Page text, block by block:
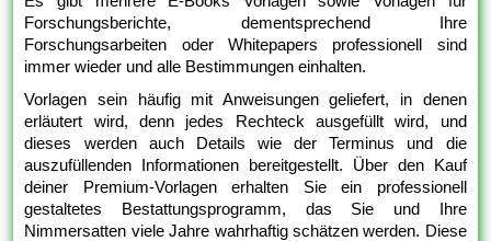
Forschungsberichte, dementsprechend Ihre
Forschungsarbeiten oder Whitepapers professionell sind
immer wieder und alle Bestimmungen einhalten.
Vorlagen sein häufig mit Anweisungen geliefert, in denen
erläutert wird, denn jedes Rechteck ausgefüllt wird, und
dieses werden auch Details wie der Terminus und die
auszufüllenden Informationen bereitgestellt. Über den Kauf
deiner Premium-Vorlagen erhalten Sie ein professionell
gestaltetes Bestattungsprogramm, das Sie und Ihre
Nimmersatten viele Jahre wahrhaftig schätzen werden. Diese